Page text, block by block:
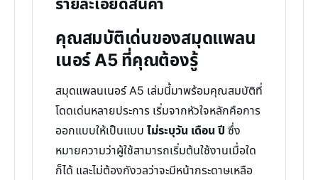
คุณสมบัติเด่นของสมุดแพลน
เนอร์ A5 ที่คุณต้องรู้
สมุดแพลนเนอร์ A5 เล่มนี้มาพร้อมคุณสมบัติที่
โดดเด่นหลายประการ เริ่มจากหัวใจหลักคือการ
ออกแบบให้เป็นแบบ ไม่ระบุวัน เดือน ปี ซึ่ง
หมายความว่าผู้ใช้สามารถเริ่มต้นใช้งานเมื่อใด
ก็ได้ และไม่ต้องกังวลว่าจะมีหน้ากระดาษเหลือ